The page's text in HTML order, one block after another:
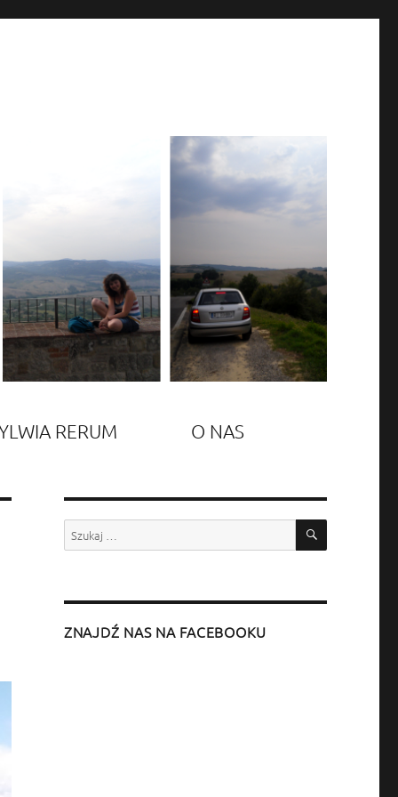
RERUM O NAS
Szukaj: SZUKAJ
ZNAJDŹ NAS NA FACEBOOKU